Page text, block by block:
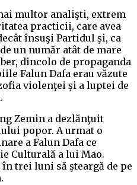
multor analişti, extrem
practicii, care avea
însuşi Partidul şi, ca
un număr atât de mare
dincolo de propaganda
Falun Dafa erau văzute
violenţei şi a luptei de
Zemin a dezlănţuit
popor. A urmat o
a Falun Dafa ce
Culturală a lui Mao.
trei luni să şteargă de pe